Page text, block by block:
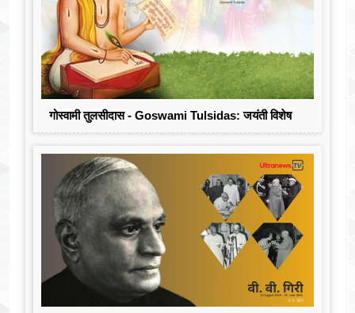
गोस्वामी तुलसीदास - Goswami Tulsidas: जयंती विशेष